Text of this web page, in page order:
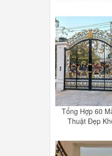
Tổng Hợp 60
Thuật Đẹp